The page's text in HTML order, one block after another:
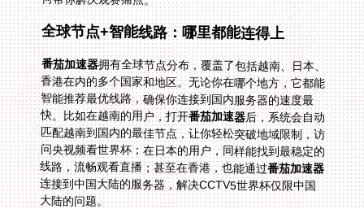
全球节点+智能线路：哪里都能连得上
番茄加速器拥有全球节点分布，覆盖了包括越南、日本、
香港在内的多个国家和地区。无论你在哪个地方，它都能
智能推荐最优线路，确保你连接到国内服务器的速度最
快。比如在越南的用户，打开番茄加速器后，系统会自动
匹配越南到国内的最佳节点，让你轻松突破地域限制，访
问央视频看世界杯；在日本的用户，同样能找到最稳定的
线路，流畅观看直播；甚至在香港，也能通过番茄加速器
连接到中国大陆的服务器，解决CCTV5世界杯仅限中国
大陆的问题。